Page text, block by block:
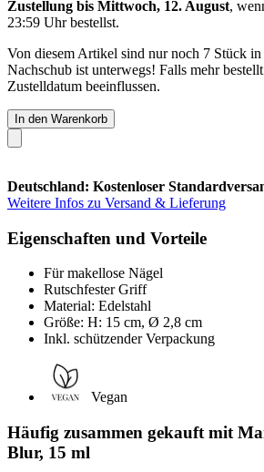
Zustellung bis Mittwoch, 12. August,
23:59 Uhrbestellst.
Von diesem Artikel sind nur noch 7 Stück in
Nachschub ist unterwegs! Falls mehr
Zustelldatum beeinflussen.
In den Warenkorb
Deutschland: Kostenloser
Weitere Infos zu Versand & Lieferung
Eigenschaften und Vorteile
Für makellose Nägel
Rutschfester Griff
Material: Edelstahl
Größe: H: 15 cm, Ø 2,8 cm
Inkl. schützender Verpackung
Vegan
Häufig zusammen gekauft mit
Blur, 15 ml